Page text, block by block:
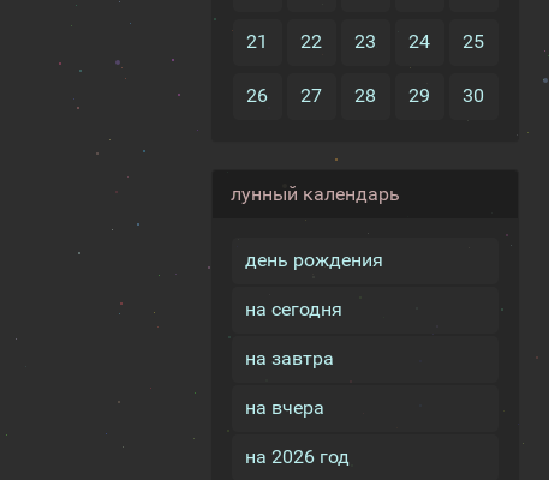
21 22 23 24 25
26 27 28 29 30
лунный календарь
день рождения
на сегодня
на завтра
на вчера
на 2026 год